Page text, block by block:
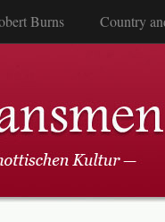
Burns Country